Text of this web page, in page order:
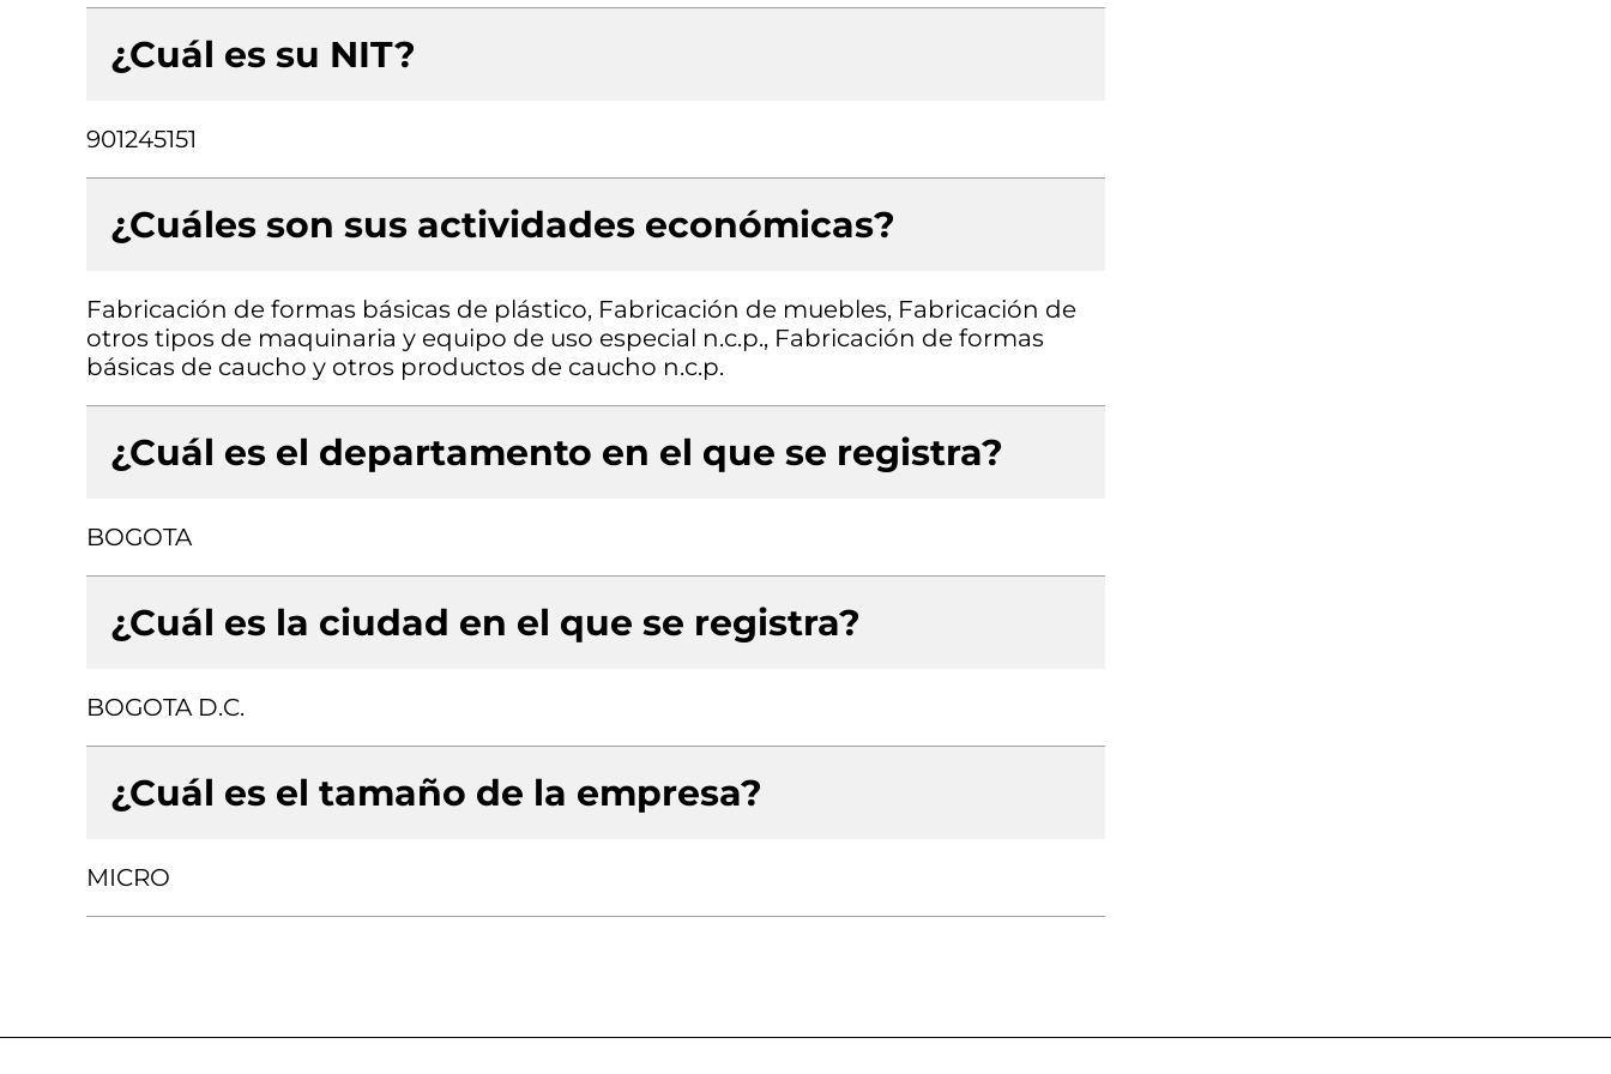
¿Cuál es su NIT?
901245151
¿Cuáles son sus actividades económicas?
Fabricación de formas básicas de plástico, Fabricación de muebles, Fabricación de
otros tipos de maquinaria y equipo de uso especial n.c.p., Fabricación de formas
básicas de caucho y otros productos de caucho n.c.p.
¿Cuál es el departamento en el que se registra?
BOGOTA
¿Cuál es la ciudad en el que se registra?
BOGOTA D.C.
¿Cuál es el tamaño de la empresa?
MICRO